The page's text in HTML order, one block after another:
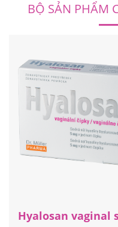
BỘ SẢN PHẨM
Hyalosan vaginal